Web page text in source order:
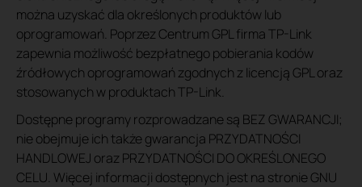
można uzyskać dla określonych produktów lub
oprogramowań. Poprzez Centrum GPL firma TP-Link
zapewnia możliwość bezpłatnego pobierania kodów
źródłowych oprogramowań zgodnych z licencją GPL oraz
stosowanych w produktach TP-Link.
Dostępne programy rozprowadzane są BEZ GWARANCJI;
nie obejmuje ich także gwarancja PRZYDATNOŚCI
HANDLOWEJ oraz PRZYDATNOŚCI DO OKREŚLONEGO
CELU. Więcej informacji dostępnych jest na stronie GNU